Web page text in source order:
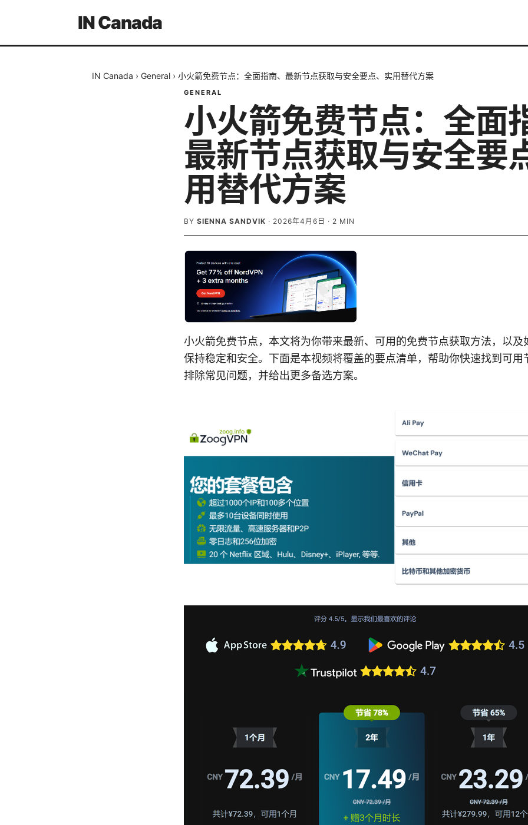
IN Canada
IN Canada › General › 小火箭免费节点：全面指南、最新节点获取与安全要点、实用替代方案
GENERAL
小火箭免费节点：全面
最新节点获取与安全要
用替代方案
BY SIENNA SANDVIK · 2026年4月6日 · 2 MIN
小火箭免费节点，本文将为你带来最新、可用的免费节点获取方法，以及
保持稳定和安全。下面是本视频将覆盖的要点清单，帮助你快速找到可用
排除常见问题，并给出更多备选方案。